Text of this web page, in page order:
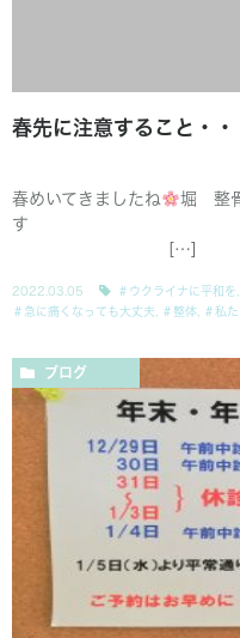
春先に注意すること・・
春めいてきましたね
堀 整
[…]
2022.03.05 ＃ウクライナに平和を
＃急に痛くなっても大丈夫
＃整体 ＃私
ブログ